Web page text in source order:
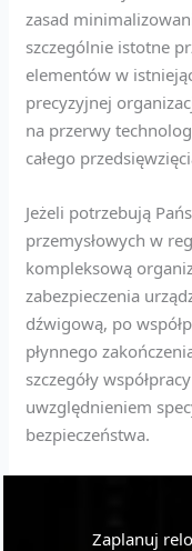
zasad
szczególnie istotne
elementów w
precyzyjnej
na przerwy
całego
Jeżeli potrzebują
przemysłowych w
kompleksową
zabezpieczenia
dźwigową, po
płynnego
szczegóły
uwzględnieniem
bezpieczeństwa.
Zaplanuj